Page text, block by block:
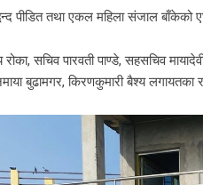
पीडित तथा एकल महिला संजाल बाँकेको
रोका, सचिव पारवती पाण्डे, सहसचिव
बुढामगर, किरणकुमारी बैश्य